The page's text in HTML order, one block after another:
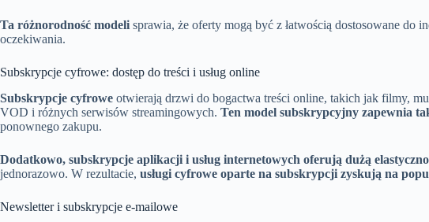
Ta różnorodność modeli sprawia, że oferty mogą być z łatwością dostosowane
oczekiwania.
Subskrypcje cyfrowe: dostęp do treści i usług online
Subskrypcje cyfrowe otwierają drzwi do bogactwa treści online, takich jak filmy,
VOD i różnych serwisów streamingowych. Ten model subskrypcyjny zapewnia
ponownego zakupu.
Dodatkowo, subskrypcje aplikacji i usług internetowych oferują dużą
jednorazowo. W rezultacie, usługi cyfrowe oparte na subskrypcji zyskują na
Newsletter i subskrypcje e-mailowe